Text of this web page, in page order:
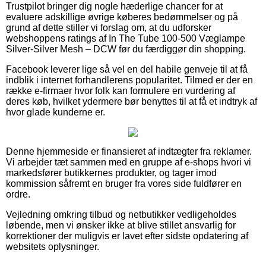
Trustpilot bringer dig nogle hæderlige chancer for at
evaluere adskillige øvrige køberes bedømmelser og på
grund af dette stiller vi forslag om, at du udforsker
webshoppens ratings af In The Tube 100-500 Væglampe
Silver-Silver Mesh – DCW før du færdiggør din shopping.
Facebook leverer lige så vel en del habile genveje til at få
indblik i internet forhandlerens popularitet. Tilmed er der en
række e-firmaer hvor folk kan formulere en vurdering af
deres køb, hvilket ydermere bør benyttes til at få et indtryk af
hvor glade kunderne er.
Denne hjemmeside er finansieret af indtægter fra reklamer.
Vi arbejder tæt sammen med en gruppe af e-shops hvori vi
markedsfører butikkernes produkter, og tager imod
kommission såfremt en bruger fra vores side fuldfører en
ordre.
Vejledning omkring tilbud og netbutikker vedligeholdes
løbende, men vi ønsker ikke at blive stillet ansvarlig for
korrektioner der muligvis er lavet efter sidste opdatering af
websitets oplysninger.